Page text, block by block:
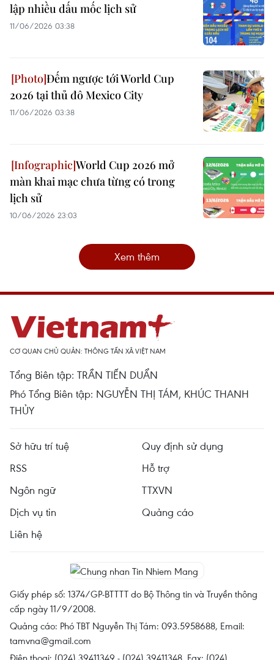
lập nhiều dấu mốc lịch sử
11/06/2026 03:38
Đếm ngược tới World Cup
2026 tại thủ đô Mexico City
11/06/2026 03:38
World Cup 2026 mở
màn khai mạc chưa từng có trong
lịch sử
10/06/2026 23:03
Xem thêm
CƠ QUAN CHỦ QUẢN: THÔNG TẤN XÃ VIỆT NAM
Tổng Biên tập: TRẦN TIẾN DUẨN
Phó Tổng Biên tập: NGUYỄN THỊ TÁM, KHÚC THANH
THỦY
Sở hữu trí tuệ
Quy định sử dụng
RSS
Hỗ trợ
Ngôn ngữ
TTXVN
Dịch vụ tin
Quảng cáo
Liên hệ
Giấy phép số: 1374/GP-BTTTT do Bộ Thông tin và Truyền thông
cấp ngày 11/9/2008.
Quảng cáo: Phó TBT Nguyễn Thị Tám: 093.5958688, Email:
tamvna@gmail.com